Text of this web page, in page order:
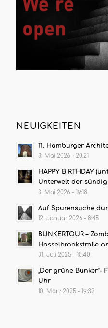
NEUIGKEITEN
11. Hamburger
3. Mai 2026 - 20:21
HAPPY BIRTHDAY
Unterwelt der
3. Mai 2026 - 19:18
Auf Spurensuche
12. Januar 2026 - 8:45
BUNKERTOUR –
Hasselbrookstraße
31. Juli 2025 - 10:40
„Der grüne Bunker“-
Uhr
10. März 2025 - 19:32